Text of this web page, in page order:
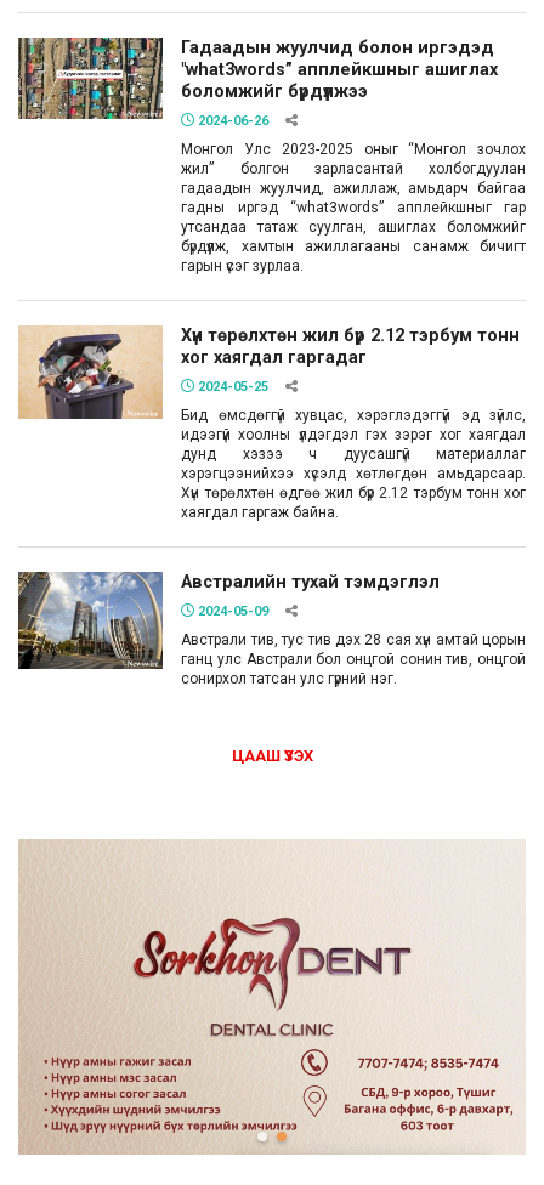
Гадаадын жуулчид болон иргэдэд
"what3words” апплейкшныг ашиглах
боломжийг бүрдүүлжээ
2024-06-26
Монгол Улс 2023-2025 оныг “Монгол зочлох
жил” болгон зарласантай холбогдуулан
гадаадын жуулчид, ажиллаж, амьдарч байгаа
гадны иргэд “what3words” апплейкшныг гар
утсандаа татаж суулган, ашиглах боломжийг
бүрдүүлж, хамтын ажиллагааны санамж бичигт
гарын үсэг зурлаа.
Хүн төрөлхтөн жил бүр 2.12 тэрбум тонн
хог хаягдал гаргадаг
2024-05-25
Бид өмсдөггүй хувцас, хэрэглэдэггүй эд зүйлс,
идээгүй хоолны үлдэгдэл гэх зэрэг хог хаягдал
дунд хэзээ ч дуусашгүй материаллаг
хэрэгцээнийхээ хүсэлд хөтлөгдөн амьдарсаар.
Хүн төрөлхтөн өдгөө жил бүр 2.12 тэрбум тонн хог
хаягдал гаргаж байна.
Австралийн тухай тэмдэглэл
2024-05-09
Австрали тив, тус тив дэх 28 сая хүн амтай цорын
ганц улс Австрали бол онцгой сонин тив, онцгой
сонирхол татсан улс гүрний нэг.
ЦААШ ҮЗЭХ